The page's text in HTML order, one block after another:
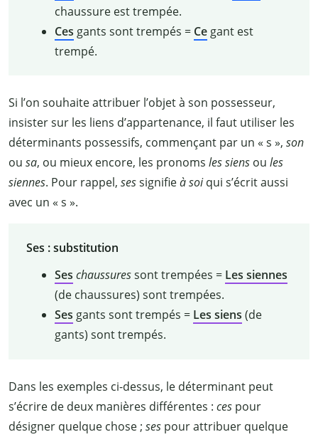
chaussure est trempée.
Ces gants sont trempés = Cegant est
trempé.
Si l’on souhaite attribuer l’objet à son possesseur,
insister sur les liens d’appartenance, il faut utiliser les
déterminants possessifs, commençant par un « s », son
ou sa, ou mieux encore, les pronoms les siens ou les
siennes. Pour rappel, sessignifieà soiqui s’écrit aussi
avec un « s ».
Ses : substitution
Ses chaussuressont trempées = Les siennes
(de chaussures) sont trempées.
Ses gants sont trempés = Les siens (de
gants) sont trempés.
Dans les exemples ci-dessus, le déterminant peut
s’écrire de deux manières différentes : ces pour
désigner quelque chose ; ses pour attribuer quelque